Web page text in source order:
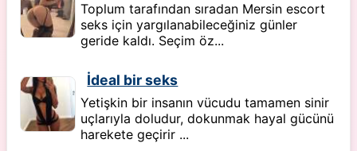
Toplum tarafından sıradan Mersin escort
seks için yargılanabileceğiniz günler
geride kaldı. Seçim öz...
İdeal bir seks
Yetişkin bir insanın vücudu tamamen sinir
uçlarıyla doludur, dokunmak hayal gücünü
harekete geçirir ...